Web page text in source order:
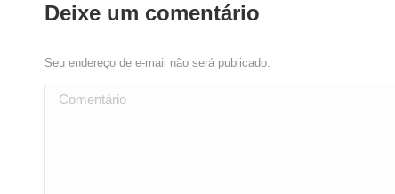
Deixe um comentário
Seu endereço de e-mail não será publicado.
Comentário